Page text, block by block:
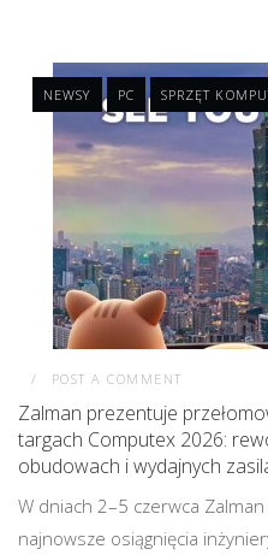
NEWSY PC SPRZĘT
POST A COMMENT
Zalman prezentuje
targach Computex 2026:
obudowach i wydajnych
W dniach 2–5 czerwca
najnowsze osiągnięcia